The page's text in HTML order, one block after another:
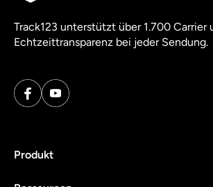
Track123 unterstützt über 1.700 Carrier
Echtzeittransparenz bei jeder Sendung.
Produkt